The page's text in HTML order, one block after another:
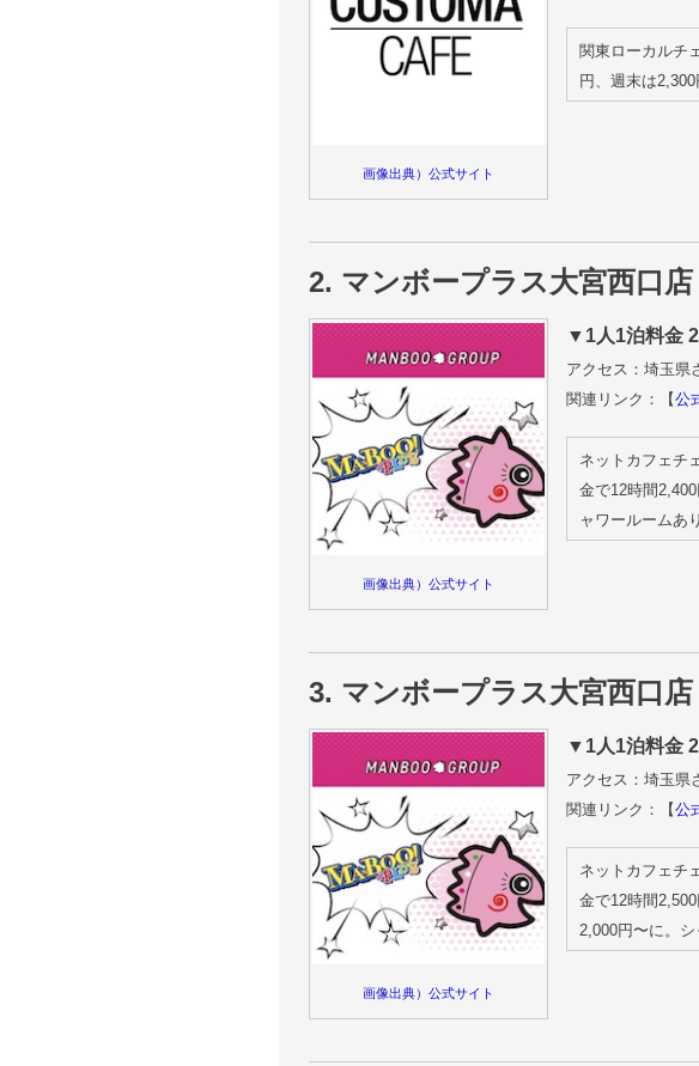
画像出典）公式サイト
関東ローカルチ
円、週末は
2. マンボープラス大宮西口店
画像出典）公式サイト
▼1人1泊料金
アクセス：埼玉県
関連リンク：【公
ネットカフェチ
金で12時間
ャワールームあ
3. マンボープラス大宮西口店
画像出典）公式サイト
▼1人1泊料金
アクセス：埼玉県
関連リンク：【公
ネットカフェチ
金で12時間
2,000円〜に。シ